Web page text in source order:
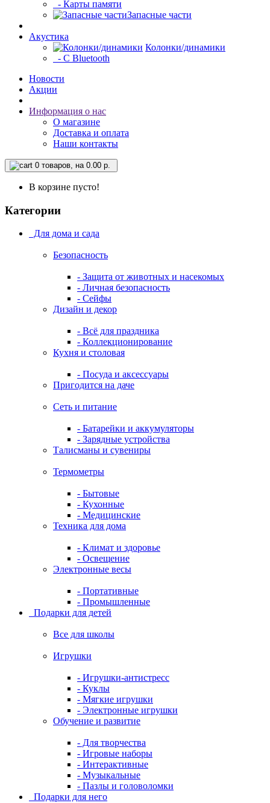
- Карты памяти
Запасные части
Акустика
Колонки/динамики
- С Bluetooth
Новости
Акции
Информация о нас
О магазине
Доставка и оплата
Наши контакты
0 товаров, на 0.00 р.
В корзине пусто!
Категории
Для дома и сада
Безопасность
- Защита от животных и насекомых
- Личная безопасность
- Сейфы
Дизайн и декор
- Всё для праздника
- Коллекционирование
Кухня и столовая
- Посуда и аксессуары
Пригодится на даче
Сеть и питание
- Батарейки и аккумуляторы
- Зарядные устройства
Талисманы и сувениры
Термометры
- Бытовые
- Кухонные
- Медицинские
Техника для дома
- Климат и здоровье
- Освещение
Электронные весы
- Портативные
- Промышленные
Подарки для детей
Все для школы
Игрушки
- Игрушки-антистресс
- Куклы
- Мягкие игрушки
- Электронные игрушки
Обучение и развитие
- Для творчества
- Игровые наборы
- Интерактивные
- Музыкальные
- Пазлы и головоломки
Подарки для него